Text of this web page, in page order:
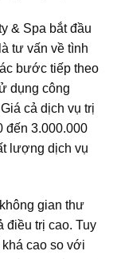
& Spa bắt đầu
tư vấn về tình
bước tiếp theo
dụng công
cả dịch vụ trị
đến 3.000.000
lượng dịch vụ
gian thư
điều trị cao. Tuy
cao so với